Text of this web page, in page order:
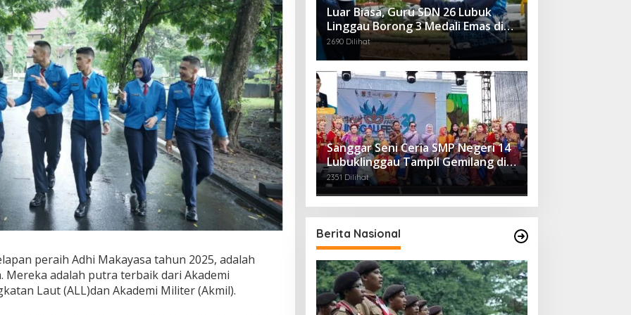
peraih Adhi Makayasa tahun 2025, adalah
Mereka adalah putra terbaik dari Akademi
Laut (ALL)dan Akademi Militer (Akmil).
Luar Biasa, Guru SDN 26 Lubuk
Linggau Borong 3 Medali Emas di
Tiga Cabor Berbeda
2690 Dilihat
Sanggar Seni Ceria SMP Negeri 14
Lubuklinggau Tampil Gemilang di
Linggau Fest 2025
2351 Dilihat
Berita Nasional